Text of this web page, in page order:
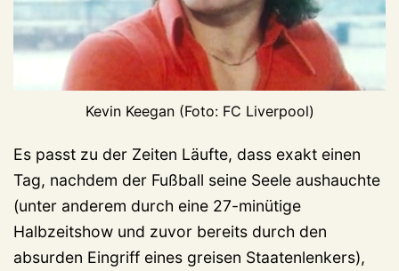
Kevin Keegan (Foto: FC Liverpool)
Es passt zu der Zeiten Läufte, dass exakt einen
Tag, nachdem der Fußball seine Seele aushauchte
(unter anderem durch eine 27-minütige
Halbzeitshow und zuvor bereits durch den
absurden Eingriff eines greisen Staatenlenkers),